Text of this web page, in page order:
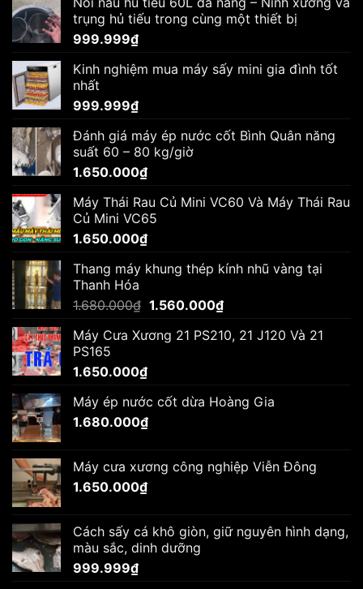
trụng hủ tiếu trong cùng một thiết bị
999.999₫
Kinh nghiệm mua máy sấy mini gia đình tốt
nhất
999.999₫
Đánh giá máy ép nước cốt Bình Quân năng
suất 60 – 80 kg/giờ
1.650.000₫
Máy Thái Rau Củ Mini VC60 Và Máy Thái Rau
Củ Mini VC65
1.650.000₫
Thang máy khung thép kính nhũ vàng tại
Thanh Hóa
1.680.000₫ Giá
là:
1.560.000₫Giá
tại
Máy Cưa Xương 21 PS210, 21 J120 Và 21
PS165
1.650.000₫
Máy ép nước cốt dừa Hoàng Gia
1.680.000₫
Máy cưa xương công nghiệp Viễn Đông
1.650.000₫
Cách sấy cá khô giòn, giữ nguyên hình dạng,
màu sắc, dinh dưỡng
999.999₫